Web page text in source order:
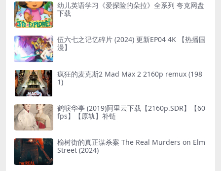
幼儿英语学习《爱探险的朵拉》全系列 夸克网盘
下载
伍六七之记忆碎片 (2024) 更新EP04 4K 【热播国
漫】
疯狂的麦克斯2 Mad Max 2 2160p remux (198
1)
鹤唳华亭 (2019)阿里云下载【2160p.SDR】【60
fps】【原轨】补链
榆树街的真正谋杀案 The Real Murders on Elm
Street (2024)